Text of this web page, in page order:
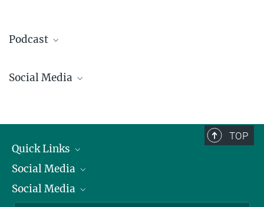
Podcast
Social Media
Mastodon
TikTok
Youtube
TOP
Quick Links
Präsident
Zahlen und Fakten
Social Media
Bluesky
Social Media